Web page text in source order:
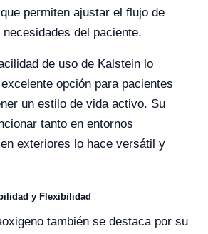
permiten ajustar el flujo de
del paciente.
de uso de Kalstein lo
opción para pacientes
un estilo de vida activo. Su
tanto en entornos
exteriores lo hace versátil y
y Flexibilidad
también se destaca por su